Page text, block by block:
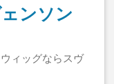
ンソン
ィッグならスヴ